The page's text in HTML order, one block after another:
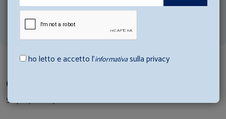
Matrimoniale king 300x300cm;
Completa il Set Coordinato
Scopri i prodotti per creare il tuo set
ho letto e accetto l’informativasulla privacy